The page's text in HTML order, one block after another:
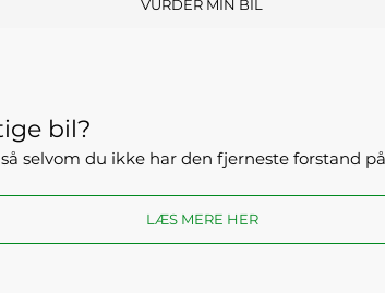
VURDER MIN BIL
bil?
selvom du ikke har den fjerneste forstand
LÆS MERE HER